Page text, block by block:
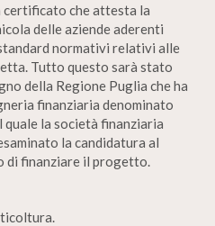
certificato che attesta la
delle aziende aderenti
normativi relativi alle
Tutto questo sarà stato
della Regione Puglia che ha
finanziaria denominato
quale la società finanziaria
la candidatura al
di finanziare il progetto.